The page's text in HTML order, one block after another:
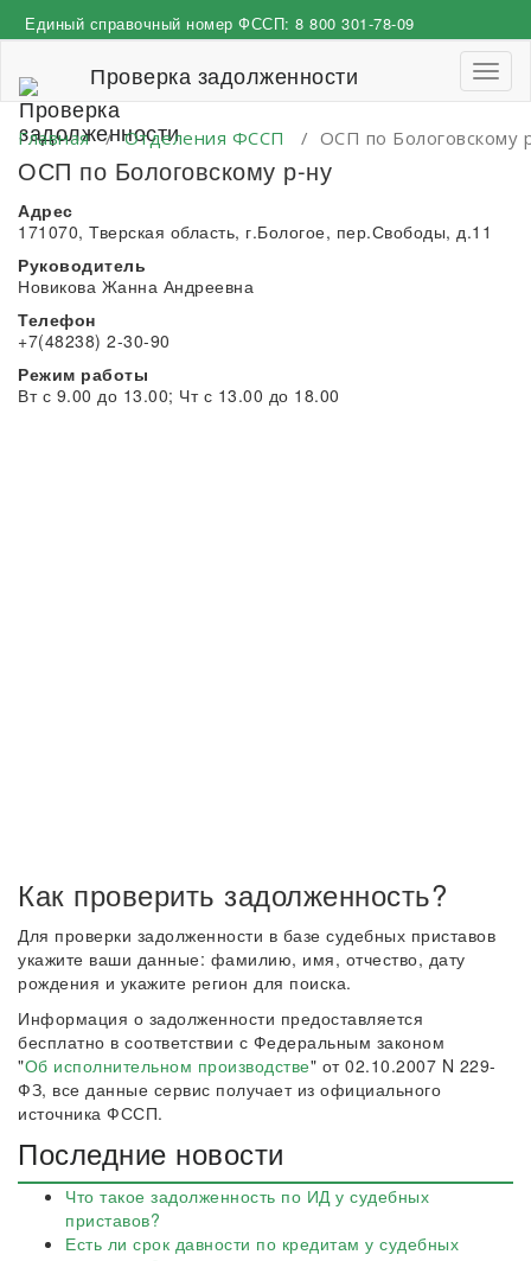
к
Единый справочный номер ФССП: 8 800 301-78-09
Проверка задолженности
Главная/Отделения ФССП / ОСП по Бологовскому
ОСП по Бологовскому р-ну
Адрес
171070, Тверская область, г.Бологое, пер.Свободы, д.11
Руководитель
Новикова Жанна Андреевна
Телефон
+7(48238) 2-30-90
Режим работы
Вт с 9.00 до 13.00; Чт с 13.00 до 18.00
Как проверить задолженность?
Для проверки задолженности в базе судебных приставов
укажите ваши данные: фамилию, имя, отчество, дату
рождения и укажите регион для поиска.
Информация о задолженности предоставляется
бесплатно в соответствии с Федеральным законом
"Об исполнительном производстве" от 02.10.2007 N 229-
ФЗ, все данные сервис получает из официального
источника ФССП.
Последние новости
Что такое задолженность по ИД у судебных
приставов?
Есть ли срок давности по кредитам у судебных